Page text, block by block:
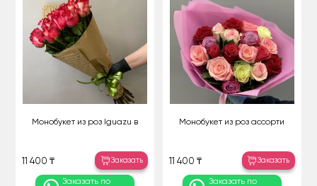
Монобукет из роз Iguazu в
11 400 ₸ Заказать
Заказать по
Монобукет из роз ассорти
11 400 ₸ Заказать
Заказать по